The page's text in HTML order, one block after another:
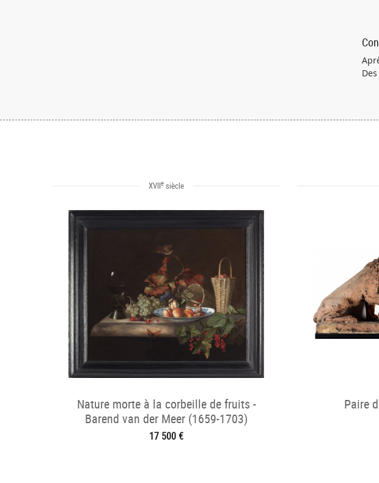
XVIIe siècle
Nature morte à la corbeille de fruits -
Barend van der Meer (1659-1703)
17 500 €
Paire